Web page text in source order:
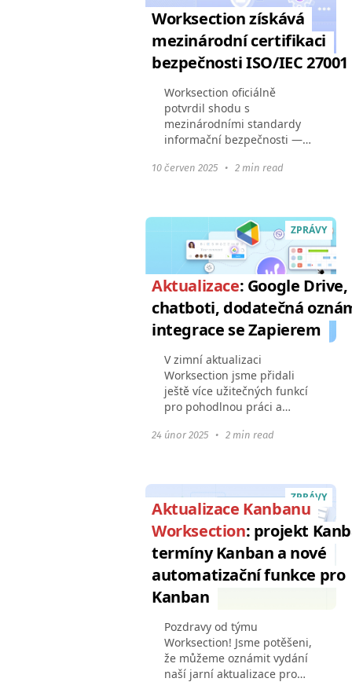
Worksection získává
mezinárodní certifikaci
bezpečnosti ISO/IEC 27001
Worksection oficiálně
potvrdil shodu s
mezinárodními standardy
informační bezpečnosti —
27001:2022 certifikát. To
globální požadavky...
10 červen 2025 • 2 min read
ZPRÁVY
Aktualizace: Google
chatboti, dodatečná
integrace se Zapierem
V zimní aktualizaci
Worksection jsme přidali
ještě více užitečných funkcí
pro pohodlnou práci a
s Google DriveZobrazení
24 únor 2025 • 2 min read
ZPRÁVY
Aktualizace Kanbanu
Worksection: projekt
termíny Kanban a nové
automatizační funkce pro
Kanban
Pozdravy od týmu
Worksection! Jsme potěšeni,
že můžeme oznámit vydání
naší jarní aktualizace pro